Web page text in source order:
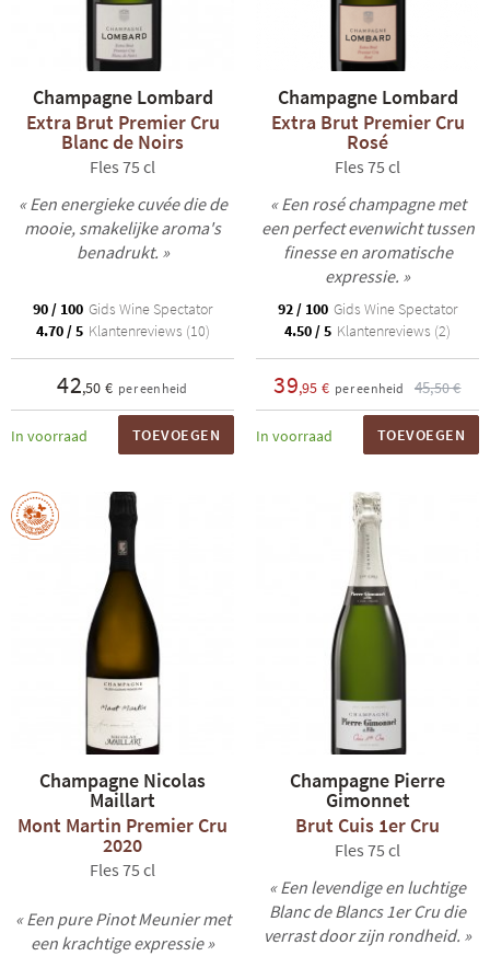
Champagne Lombard
Extra Brut Premier Cru
Blanc de Noirs
Fles 75 cl
« Een energieke cuvée die de
mooie, smakelijke aroma's
benadrukt. »
90 / 100 Gids Wine Spectator
4.70 / 5 Klantenreviews (10)
42,50 € per eenheid
In voorraad TOEVOEGEN
Champagne Lombard
Extra Brut Premier Cru
Rosé
Fles 75 cl
« Een rosé champagne met
een perfect evenwicht tussen
finesse en aromatische
expressie. »
92 / 100 Gids Wine Spectator
4.50 / 5 Klantenreviews (2)
39,95 € per eenheid 45,50 €
In voorraad TOEVOEGEN
Champagne Nicolas
Maillart
Mont Martin Premier Cru
2020
Fles 75 cl
« Een pure Pinot Meunier met
een krachtige expressie »
Champagne Pierre
Gimonnet
Brut Cuis 1er Cru
Fles 75 cl
« Een levendige en luchtige
Blanc de Blancs 1er Cru die
verrast door zijn rondheid. »